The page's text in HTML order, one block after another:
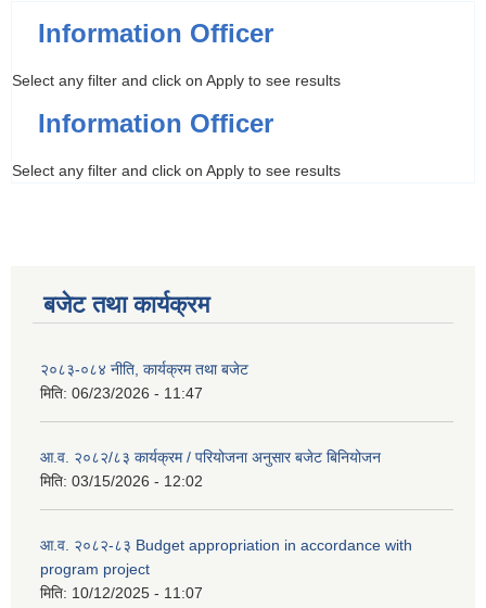
Information Officer
Select any filter and click on Apply to see results
Information Officer
Select any filter and click on Apply to see results
बजेट तथा कार्यक्रम
२०८३-०८४ नीति, कार्यक्रम तथा बजेट
मिति: 06/23/2026 - 11:47
आ.व. २०८२/८३ कार्यक्रम / परियोजना अनुसार बजेट बिनियोजन
मिति: 03/15/2026 - 12:02
आ.व. २०८२-८३ Budget appropriation in accordance with
program project
मिति: 10/12/2025 - 11:07